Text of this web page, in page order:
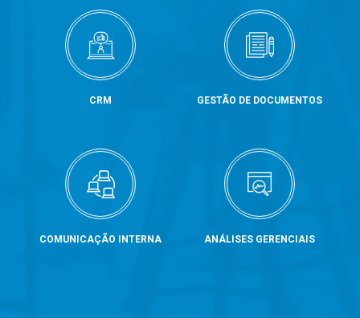
CRM GESTÃO DE DOCUMENTOS
COMUNICAÇÃO INTERNA ANÁLISES GERENCIAIS